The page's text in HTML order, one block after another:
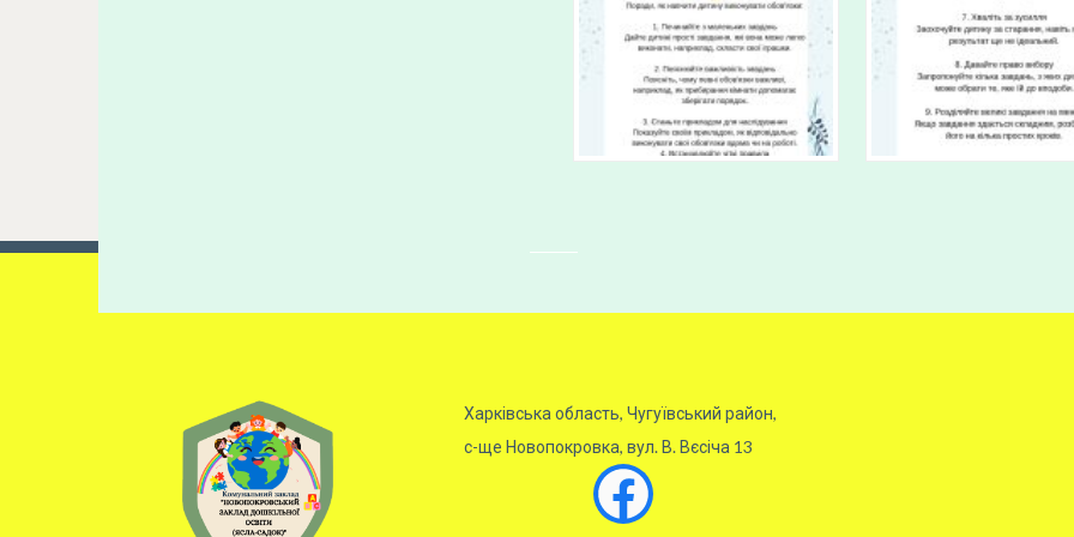
Харківська область, Чугуївський район,
с-ще Новопокровка, вул. В. Вєсіча 13
Facebook